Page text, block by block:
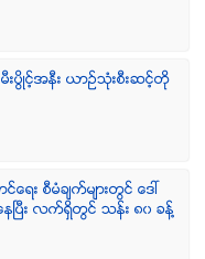
ပြိဳင့္အနီး ယာဥ္သုံးစီးဆင့္တို
ရး စီမံခ်က္မ်ားတြင္ ေဒၚ
း လက္ရွိတြင္ သန္း ၈၀ ခန္႔